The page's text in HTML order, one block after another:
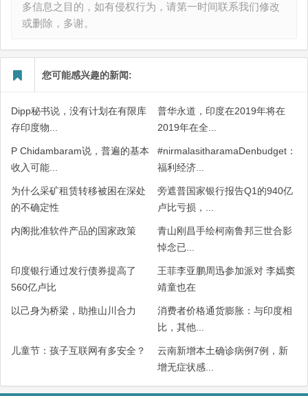
多信息之目的，如有侵权行为，请第一时间联系我们修改
或删除，多谢。
您可能感兴趣的新闻:
Dipp秘书说，没有计划在有限库
存印度物...
普华永道，印度在2019年将在
2019年在全...
P Chidambaram说，普遍的基本
收入可能...
#nirmalasitharamaDenbudget：
福利经济...
为什么采矿租赁转移被困在深处
的不确定性
旁遮普国家银行报告Q1的940亿
卢比亏损，...
内阁批准软件产品的国家政策
青山刚昌手绘柯南鲁邦三世合影
悼念已...
印度银行通过发行债券提高了
560亿卢比
王菲李亚鹏周迅参加派对 李嫣窦
靖童也在
以己身为桥梁，助推山川合力
消费者价格通货膨胀：与印度相
比，其他...
儿童节：孩子互联网有多安全？
云南新增本土确诊病例7例，新
增无症状感...